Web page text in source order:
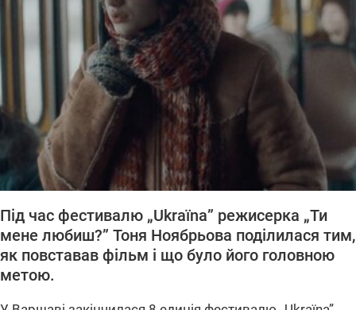
Під час фестивалю „Ukraїna” режисерка „Ти
мене любиш?” Тоня Ноябрьова поділилася тим,
як повставав фільм і що було його головною
метою.